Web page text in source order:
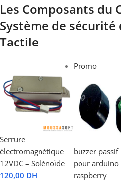
Les Composants du
Système de sécurité
Tactile
Serrure
électromagnétique
12VDC – Solénoïde
120,00 DH
Promo
buzzer passif
pour arduino
raspberry